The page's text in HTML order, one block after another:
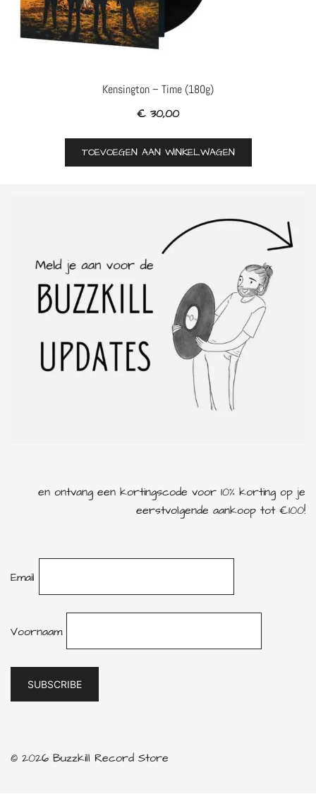
Kensington – Time (180g)
€ 30,00
TOEVOEGEN AAN WINKELWAGEN
en ontvang een kortingscode voor 10% korting op je
eerstvolgende aankoop tot €100!
Email
Voornaam
© 2026 Buzzkill Record Store